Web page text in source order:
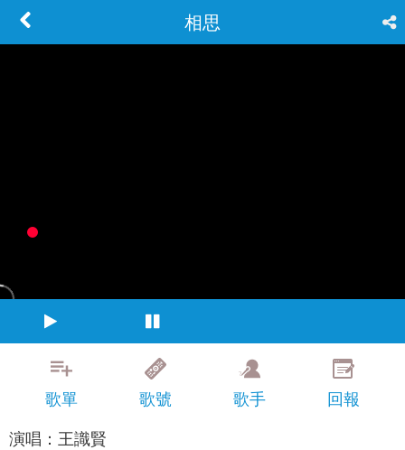
相思
歌單 歌號 歌手
回報
演唱：王識賢